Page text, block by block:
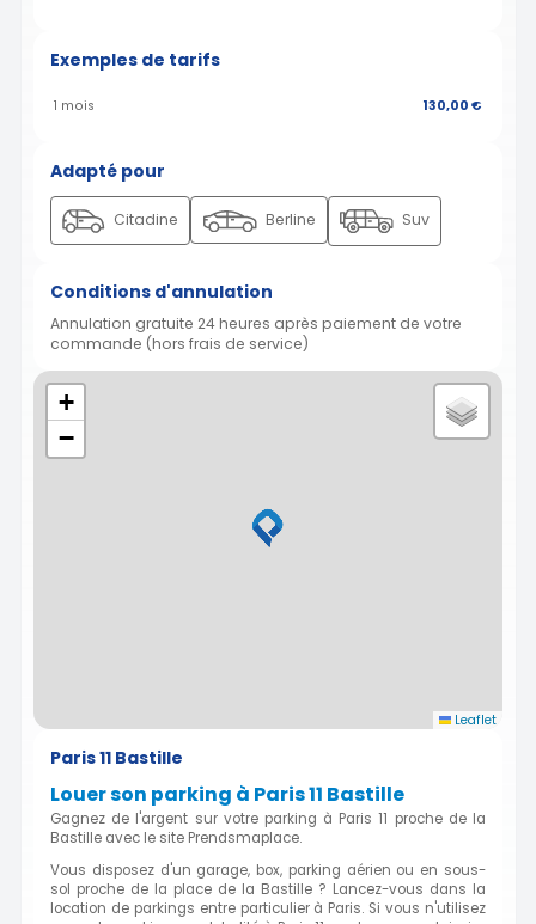
Exemples de tarifs
1 mois 130,00 €
Adapté pour
Citadine Berline Suv
Conditions d'annulation
Annulation gratuite 24 heures après paiement de votre
commande (hors frais de service)
+
−
Leaflet
Paris 11 Bastille
Louer son parking à Paris 11 Bastille
Gagnez de l'argent sur votre parking à Paris 11 proche de la
Bastille avec le site Prendsmaplace.
Vous disposez d'un garage, box, parking aérien ou en sous-
sol proche de la place de la Bastille ? Lancez-vous dans la
location de parkings entre particulier à Paris. Si vous n'utilisez